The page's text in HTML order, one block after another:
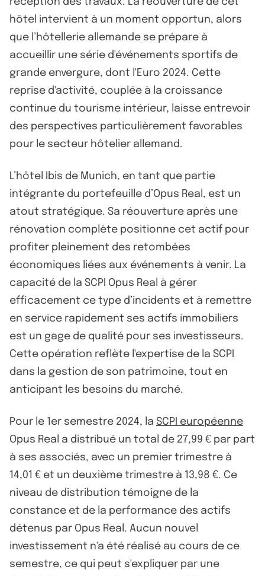
hôtel intervient à un moment opportun, alors
que l’hôtellerie allemande se prépare à
accueillir une série d'événements sportifs de
grande envergure, dont l'Euro 2024. Cette
reprise d'activité, couplée à la croissance
continue du tourisme intérieur, laisse entrevoir
des perspectives particulièrement favorables
pour le secteur hôtelier allemand.
L’hôtel Ibis de Munich, en tant que partie
intégrante du portefeuille d’Opus Real, est un
atout stratégique. Sa réouverture après une
rénovation complète positionne cet actif pour
profiter pleinement des retombées
économiques liées aux événements à venir. La
capacité de la SCPI Opus Real à gérer
efficacement ce type d’incidents et à remettre
en service rapidement ses actifs immobiliers
est un gage de qualité pour ses investisseurs.
Cette opération reflète l'expertise de la SCPI
dans la gestion de son patrimoine, tout en
anticipant les besoins du marché.
Pour le 1er semestre 2024, la SCPI européenne
Opus Real a distribué un total de 27,99 € par part
à ses associés, avec un premier trimestre à
14,01 € et un deuxième trimestre à 13,98 €. Ce
niveau de distribution témoigne de la
constance et de la performance des actifs
détenus par Opus Real. Aucun nouvel
investissement n'a été réalisé au cours de ce
semestre, ce qui peut s'expliquer par une